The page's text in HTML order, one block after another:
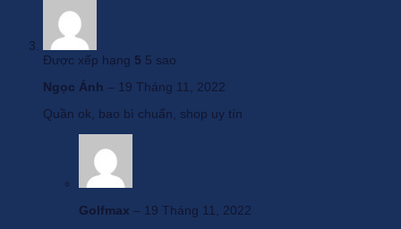
Được xếp hạng 5 5 sao
Ngọc Ánh – 19 Tháng 11, 2022
Quần ok, bao bì chuẩn, shop uy tín
Golfmax – 19 Tháng 11, 2022